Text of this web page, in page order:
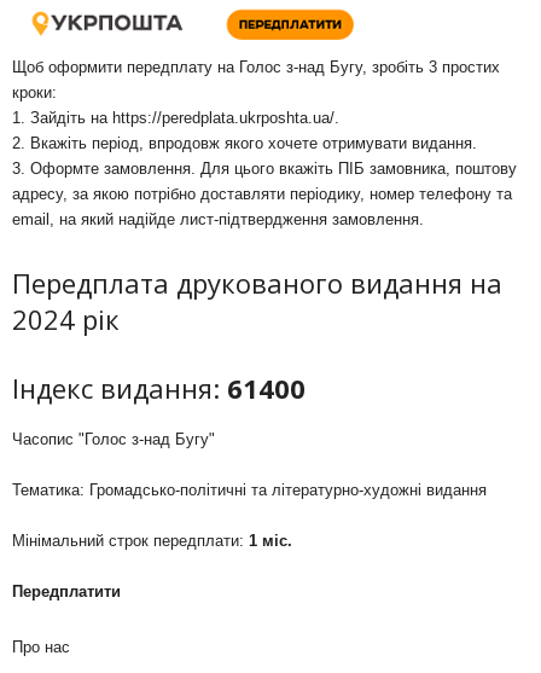
Щоб оформити передплату на Голос з-над Бугу, зробіть 3 простих
кроки:
1. Зайдіть на https://peredplata.ukrposhta.ua/.
2. Вкажіть період, впродовж якого хочете отримувати видання.
3. Оформте замовлення. Для цього вкажіть ПІБ замовника, поштову
адресу, за якою потрібно доставляти періодику, номер телефону та
email, на який надійде лист-підтвердження замовлення.
Передплата друкованого видання на
2024 рік
Індекс видання: 61400
Часопис "Голос з-над Бугу"
Тематика: Громадсько-політичні та літературно-художні видання
Мінімальний строк передплати: 1 міс.
Передплатити
Про нас